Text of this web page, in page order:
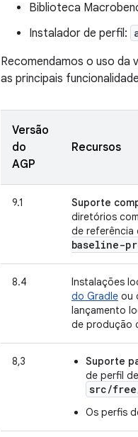
Biblioteca
Instalador de perfil:
Recomendamos o uso da
as principais
Versão
do
AGP
Recursos
9.1 Suporte
diretórios
de referência
baseline-
8.4 Instalações
do Gradle ou
lançamento
de produção
8,3 Suporte
de perfil
src/
Os perfis